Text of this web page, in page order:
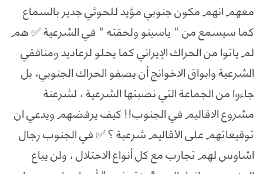
معهم انهم مكون جنوبي مؤيد للحوثي جدير بالسماع
كما سيسمع من " ياسينو ولحقته " في الشرعية ✅ هم
لم ياتوا من الحراك الإيراني كما يحلو لرعاديد ومنافقي
الشرعية وابواق الاخوانج أن يصفو الحراك الجنوبي، بل
جاءوا من الجماعة التي نصبتها الشرعية ، لشرعنة
مشروع الاقاليم في الجنوب!! كيف يرفضهم ويدعي ان
توقيعاتهم على الأقاليم شرعية ؟ ✅ في الجنوب رجال
اشاوس لهم تجارب مع كل أنواع الاحتلال ، ولن يباع